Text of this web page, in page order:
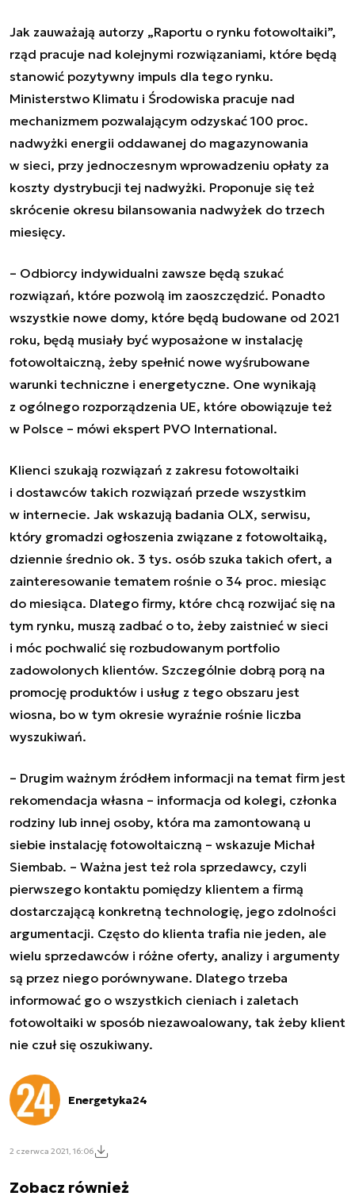
Jak zauważają autorzy „Raportu o rynku fotowoltaiki”,
rząd pracuje nad kolejnymi rozwiązaniami, które będą
stanowić pozytywny impuls dla tego rynku.
Ministerstwo Klimatu i Środowiska pracuje nad
mechanizmem pozwalającym odzyskać 100 proc.
nadwyżki energii oddawanej do magazynowania
w sieci, przy jednoczesnym wprowadzeniu opłaty za
koszty dystrybucji tej nadwyżki. Proponuje się też
skrócenie okresu bilansowania nadwyżek do trzech
miesięcy.
– Odbiorcy indywidualni zawsze będą szukać
rozwiązań, które pozwolą im zaoszczędzić. Ponadto
wszystkie nowe domy, które będą budowane od 2021
roku, będą musiały być wyposażone w instalację
fotowoltaiczną, żeby spełnić nowe wyśrubowane
warunki techniczne i energetyczne. One wynikają
z ogólnego rozporządzenia UE, które obowiązuje też
w Polsce – mówi ekspert PVO International.
Klienci szukają rozwiązań z zakresu fotowoltaiki
i dostawców takich rozwiązań przede wszystkim
w internecie. Jak wskazują badania OLX, serwisu,
który gromadzi ogłoszenia związane z fotowoltaiką,
dziennie średnio ok. 3 tys. osób szuka takich ofert, a
zainteresowanie tematem rośnie o 34 proc. miesiąc
do miesiąca. Dlatego firmy, które chcą rozwijać się na
tym rynku, muszą zadbać o to, żeby zaistnieć w sieci
i móc pochwalić się rozbudowanym portfolio
zadowolonych klientów. Szczególnie dobrą porą na
promocję produktów i usług z tego obszaru jest
wiosna, bo w tym okresie wyraźnie rośnie liczba
wyszukiwań.
– Drugim ważnym źródłem informacji na temat firm jest
rekomendacja własna – informacja od kolegi, członka
rodziny lub innej osoby, która ma zamontowaną u
siebie instalację fotowoltaiczną – wskazuje Michał
Siembab. – Ważna jest też rola sprzedawcy, czyli
pierwszego kontaktu pomiędzy klientem a firmą
dostarczającą konkretną technologię, jego zdolności
argumentacji. Często do klienta trafia nie jeden, ale
wielu sprzedawców i różne oferty, analizy i argumenty
są przez niego porównywane. Dlatego trzeba
informować go o wszystkich cieniach i zaletach
fotowoltaiki w sposób niezawoalowany, tak żeby klient
nie czuł się oszukiwany.
Energetyka24
2 czerwca 2021, 16:06
Zobacz również